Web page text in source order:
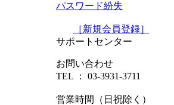
パスワード紛失
［新規会員登録］
サポートセンター
お問い合わせ
TEL ： 03-3931-3711
営業時間（日祝除く）